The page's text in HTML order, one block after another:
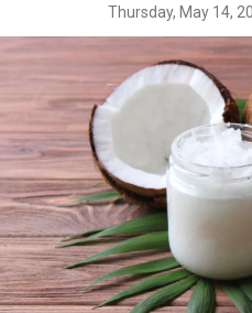
Thursday, May 14,